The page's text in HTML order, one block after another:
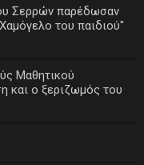
Σερρών παρέδωσαν
του παιδιού"
Μαθητικού
και ο ξεριζωμός του